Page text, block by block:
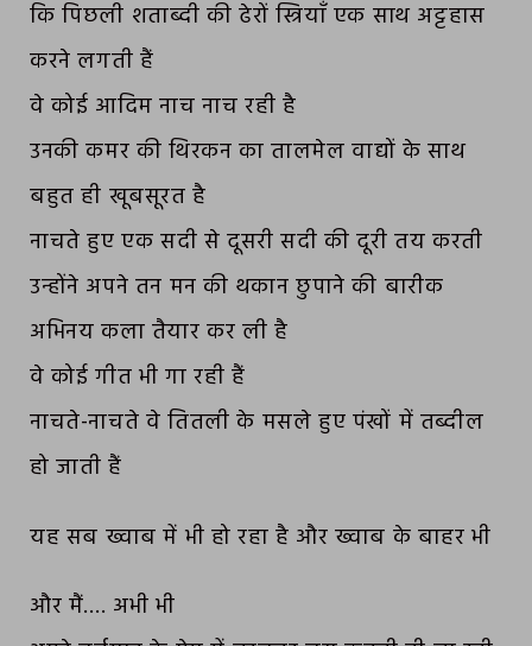
कि पिछली शताब्दी की ढेरों स्त्रियाँ एक साथ अट्टहास
करने लगती हैं
वे कोई आदिम नाच नाच रही है
उनकी कमर की थिरकन का तालमेल वाद्यों के साथ
बहुत ही खूबसूरत है
नाचते हुए एक सदी से दूसरी सदी की दूरी तय करती
उन्होंने अपने तन मन की थकान छुपाने की बारीक
अभिनय कला तैयार कर ली है
वे कोई गीत भी गा रही हैं
नाचते-नाचते वे तितली के मसले हुए पंखों में तब्दील
हो जाती हैं
यह सब ख्वाब में भी हो रहा है और ख्वाब के बाहर भी
और मैं…. अभी भी